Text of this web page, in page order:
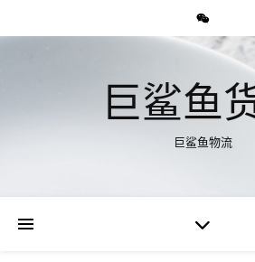
巨鲨鱼
巨鲨鱼物流